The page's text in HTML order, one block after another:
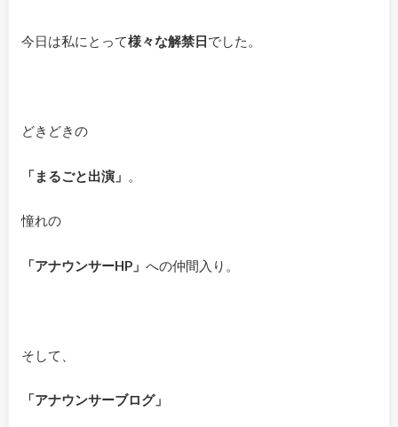
今日は私にとって様々な解禁日でした。
どきどきの
「まるごと出演」 。
憧れの
「アナウンサーHP」 への仲間入り。
そして、
「アナウンサーブログ」